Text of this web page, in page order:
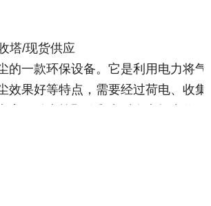
塔/现货供应
的一款环保设备。它是利用电力将
效果好等特点，需要经过荷电、收